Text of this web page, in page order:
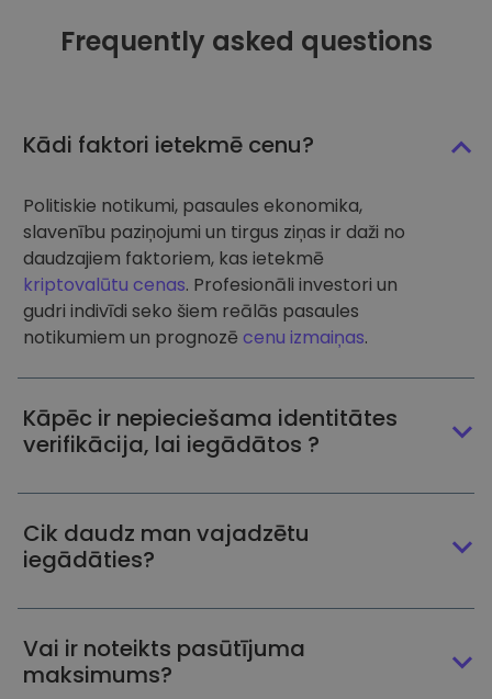
Frequently asked questions
Kādi faktori ietekmē cenu?
Politiskie notikumi, pasaules ekonomika,
slavenību paziņojumi un tirgus ziņas ir daži no
daudzajiem faktoriem, kas ietekmē
kriptovalūtu cenas. Profesionāli investori un
gudri indivīdi seko šiem reālās pasaules
notikumiem un prognozē cenu izmaiņas.
Kāpēc ir nepieciešama identitātes
verifikācija, lai iegādātos ?
Cik daudz man vajadzētu
iegādāties?
Vai ir noteikts pasūtījuma
maksimums?